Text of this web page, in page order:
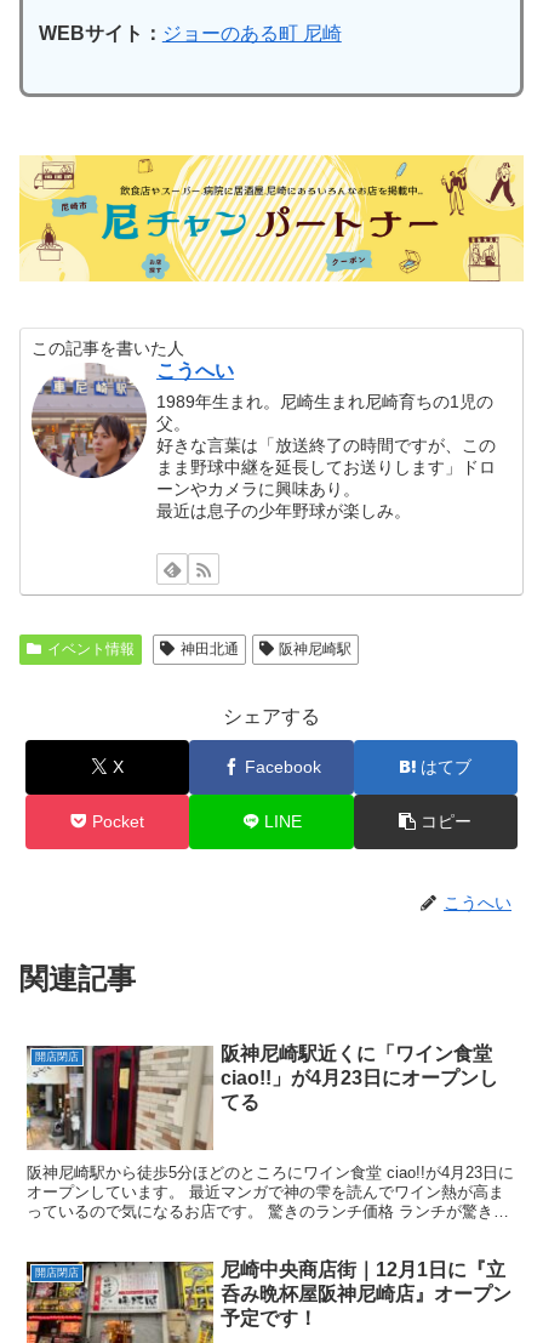
WEBサイト： ジョーのある町 尼崎
この記事を書いた人
こうへい
1989年生まれ。尼崎生まれ尼崎育ちの1児の
父。
好きな言葉は「放送終了の時間ですが、この
まま野球中継を延長してお送りします」ドロ
ーンやカメラに興味あり。
最近は息子の少年野球が楽しみ。
イベント情報 神田北通 阪神尼崎駅
シェアする
X Facebook はてブ
Pocket LINE コピー
こうへい
関連記事
開店閉店
阪神尼崎駅近くに「ワイン食堂
ciao!!」が4月23日にオープンし
てる
阪神尼崎駅から徒歩5分ほどのところにワイン食堂 ciao!!が4月23日に
オープンしています。 最近マンガで神の雫を読んでワイン熱が高ま
っているので気になるお店です。 驚きのランチ価格 ランチが驚きの
開店閉店
尼崎中央商店街｜12月1日に『立
呑み晩杯屋阪神尼崎店』オープン
予定です！